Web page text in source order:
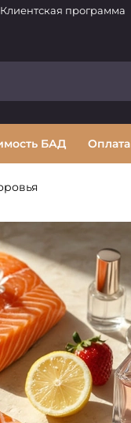
Клиентская программа
БАД Оплата